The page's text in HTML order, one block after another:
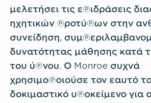
μελετήσει τις επιδράσεις
ηχητικών προτύπων στην
συνείδηση,
δυνατότητας μάθησης κατά
του ύπνου. Ο Monroe συχνά
χρησιμοποιούσε τον εαυτό
δοκιμαστικό υποκείμενο για